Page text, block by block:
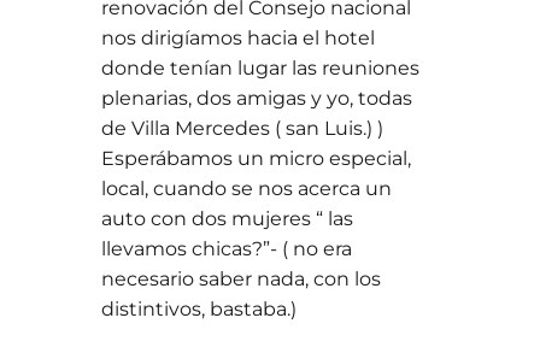
renovación del Consejo nacional
nos dirigíamos hacia el hotel
donde tenían lugar las reuniones
plenarias, dos amigas y yo, todas
de Villa Mercedes ( san Luis.) )
Esperábamos un micro especial,
local, cuando se nos acerca un
auto con dos mujeres “ las
llevamos chicas?”- ( no era
necesario saber nada, con los
distintivos, bastaba.)